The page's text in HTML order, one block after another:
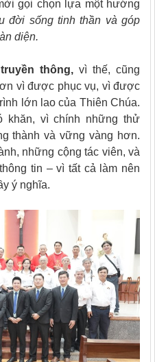
gọi chọn lựa một hướng
đời sống tinh thần và góp
diện.
thông,vì thế, cũng
vì được phục vụ, vì được
lớn lao của Thiên Chúa.
khăn, vì chính những thử
thành và vững vàng hơn.
những cộng tác viên, và
tin – vì tất cả làm nên
ý nghĩa.